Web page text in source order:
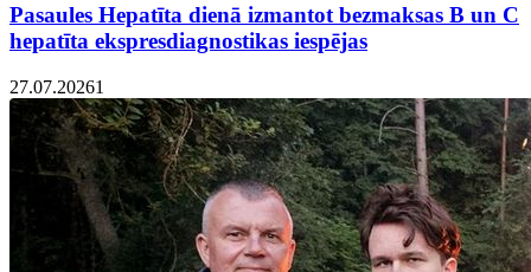
Pasaules Hepatīta dienā izmantot bezmaksas B un C
hepatīta ekspresdiagnostikas iespējas
27.07.20261